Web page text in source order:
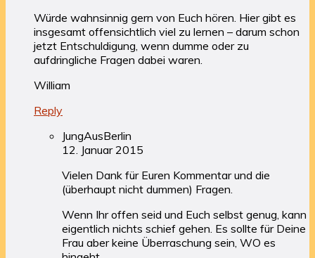
Würde wahnsinnig gern von Euch hören. Hier gibt es
insgesamt offensichtlich viel zu lernen – darum schon
jetzt Entschuldigung, wenn dumme oder zu
aufdringliche Fragen dabei waren.
William
Reply
JungAusBerlin
12. Januar 2015
Vielen Dank für Euren Kommentar und die
(überhaupt nicht dummen) Fragen.
Wenn Ihr offen seid und Euch selbst genug, kann
eigentlich nichts schief gehen. Es sollte für Deine
Frau aber keine Überraschung sein, WO es